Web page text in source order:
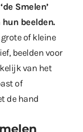
Smelen’
beelden.
of kleine
beelden voor
van het
of
de hand